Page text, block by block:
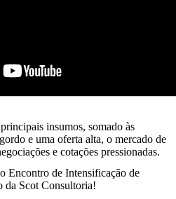
insumos, somado às
e uma oferta alta, o mercado de
e cotações pressionadas.
Encontro de Intensificação de
da Scot Consultoria!